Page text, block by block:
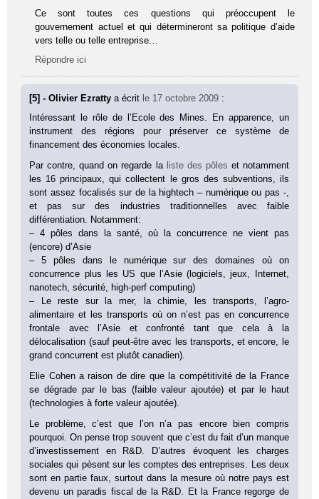
Ce sont toutes ces questions qui préoccupent le
gouvernement actuel et qui détermineront sa politique d’aide
vers telle ou telle entreprise…
Répondre ici
[5] - Olivier Ezrattya écrit le 17 octobre 2009 :
Intéressant le rôle de l’Ecole des Mines. En apparence, un
instrument des régions pour préserver ce système de
financement des économies locales.
Par contre, quand on regarde la liste des pôles et notamment
les 16 principaux, qui collectent le gros des subventions, ils
sont assez focalisés sur de la hightech – numérique ou pas -,
et pas sur des industries traditionnelles avec faible
différentiation. Notamment:
– 4 pôles dans la santé, où la concurrence ne vient pas
(encore) d’Asie
– 5 pôles dans le numérique sur des domaines où on
concurrence plus les US que l’Asie (logiciels, jeux, Internet,
nanotech, sécurité, high-perf computing)
– Le reste sur la mer, la chimie, les transports, l’agro-
alimentaire et les transports où on n’est pas en concurrence
frontale avec l’Asie et confronté tant que cela à la
délocalisation (sauf peut-être avec les transports, et encore, le
grand concurrent est plutôt canadien).
Elie Cohen a raison de dire que la compétitivité de la France
se dégrade par le bas (faible valeur ajoutée) et par le haut
(technologies à forte valeur ajoutée).
Le problème, c’est que l’on n’a pas encore bien compris
pourquoi. On pense trop souvent que c’est du fait d’un manque
d’investissement en R&D. D’autres évoquent les charges
sociales qui pèsent sur les comptes des entreprises. Les deux
sont en partie faux, surtout dans la mesure où notre pays est
devenu un paradis fiscal de la R&D. Et la France regorge de